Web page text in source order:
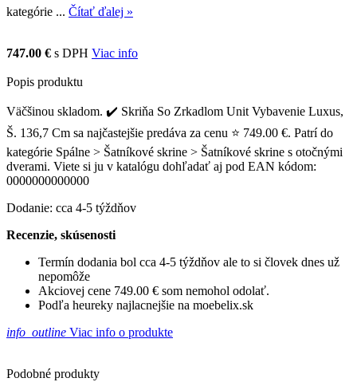
kategórie ... Čítať ďalej »
747.00 € s DPH Viac info
Popis produktu
Väčšinou skladom. ✔️ Skriňa So Zrkadlom Unit Vybavenie Luxus,
Š. 136,7 Cm sa najčastejšie predáva za cenu ⭐ 749.00 €. Patrí do
kategórie Spálne > Šatníkové skrine > Šatníkové skrine s otočnými
dverami. Viete si ju v katalógu dohľadať aj pod EAN kódom:
0000000000000
Dodanie: cca 4-5 týždňov
Recenzie, skúsenosti
Termín dodania bol cca 4-5 týždňov ale to si človek dnes už
nepomôže
Akciovej cene 749.00 € som nemohol odolať.
Podľa heureky najlacnejšie na moebelix.sk
info_outline Viac info o produkte
Podobné produkty